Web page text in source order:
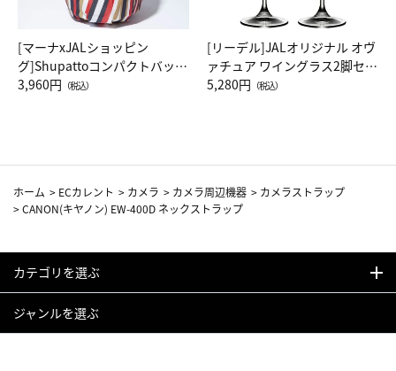
[マーナxJALショッピン
グ]Shupattoコンパクトバッグ
Drop JAL客室乗務員（LC）ス
3,960円 （税込）
[リーデル]JALオリジナル オヴ
ァチュア ワイングラス2脚セッ
ト（レッドワイン）
5,280円 （税込）
ホーム > ECカレント > カメラ > カメラ周辺機器 > カメラストラップ
>CANON(キヤノン) EW-400D ネックストラップ
カテゴリを選ぶ
ジャンルを選ぶ